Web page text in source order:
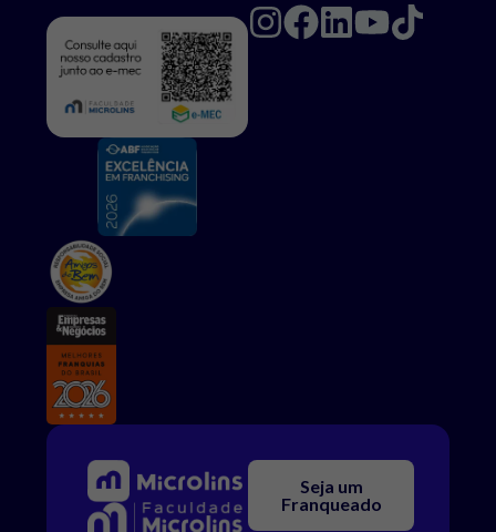
Seja um
Franqueado